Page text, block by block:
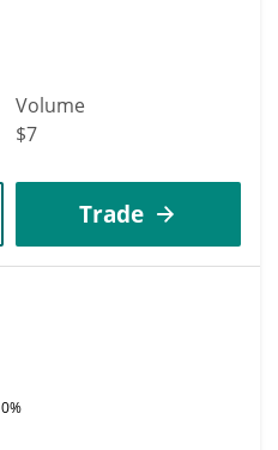
Volume
$7
Trade
0%